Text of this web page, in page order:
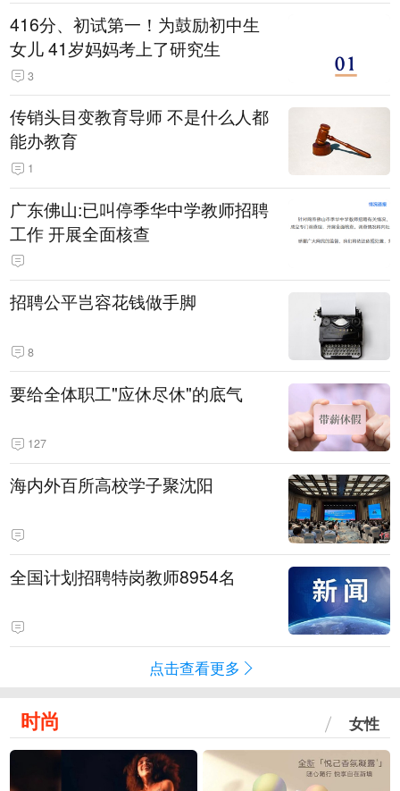
416分、初试第一！为鼓励初中生
女儿 41岁妈妈考上了研究生
3
传销头目变教育导师 不是什么人都
能办教育
1
广东佛山:已叫停季华中学教师招聘
工作 开展全面核查
招聘公平岂容花钱做手脚
8
要给全体职工"应休尽休"的底气
127
海内外百所高校学子聚沈阳
全国计划招聘特岗教师8954名
点击查看更多
时尚 女性